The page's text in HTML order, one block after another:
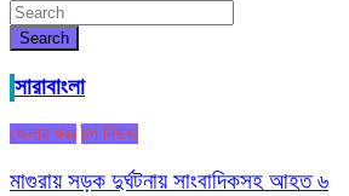
Search
সারাবাংলা
জেলার খবর টপ নিউজ
মাগুরায় সড়ক দুর্ঘটনায় সাংবাদিকসহ আহত ৬